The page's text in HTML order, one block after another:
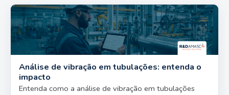
Análise de vibração em tubulações: entenda o
impacto
Entenda como a análise de vibração em tubulações